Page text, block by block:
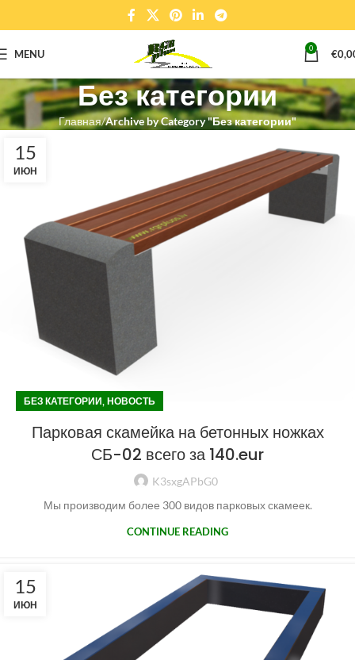
MENU 0 €
Без категории
Главная Archive by Category "Без категории"
15
ИЮН
БЕЗ КАТЕГОРИИ, НОВОСТЬ
Парковая скамейка на бетонных ножках
СБ-02 всего за 140.eur
K3sxgAPbG0
Мы производим более 300 видов парковых скамеек.
CONTINUE READING
15
ИЮН